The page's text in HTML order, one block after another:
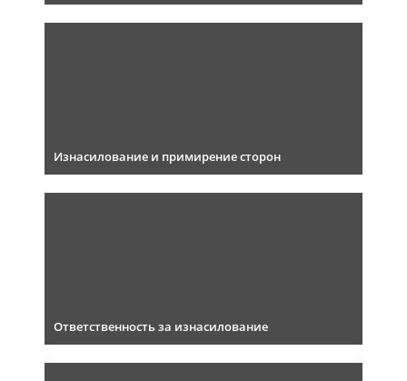
Изнасилование и примирение сторон
Ответственность за изнасилование